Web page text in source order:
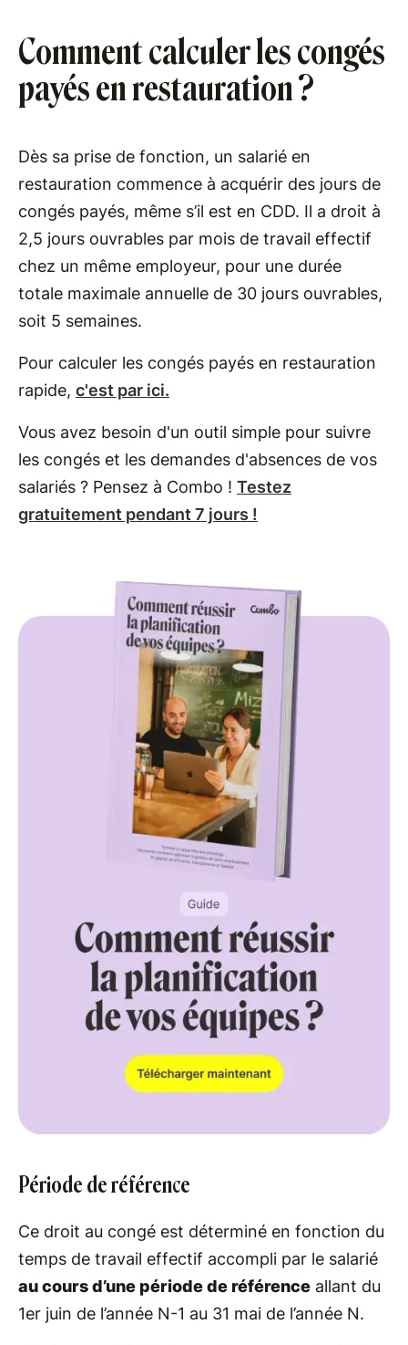
Comment calculer les congés
payés en restauration ?
Dès sa prise de fonction, un salarié en
restauration commence à acquérir des jours de
congés payés, même s’il est en CDD. Il a droit à
2,5 jours ouvrables par mois de travail effectif
chez un même employeur, pour une durée
totale maximale annuelle de 30 jours ouvrables,
soit 5 semaines.
Pour calculer les congés payés en restauration
rapide, c'est par ici.
Vous avez besoin d'un outil simple pour suivre
les congés et les demandes d'absences de vos
salariés ? Pensez à Combo ! Testez
gratuitement pendant 7 jours !
Période de référence
Ce droit au congé est déterminé en fonction du
temps de travail effectif accompli par le salarié
au cours d’une période de référence allant du
1er juin de l’année N-1 au 31 mai de l’année N.